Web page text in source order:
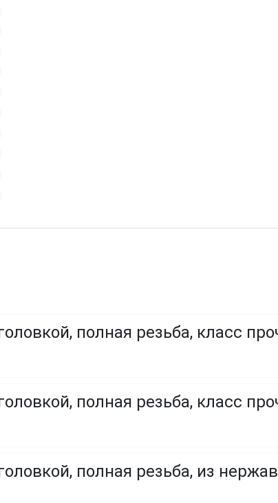
полная резьба, класс
полная резьба, класс
полная резьба, из